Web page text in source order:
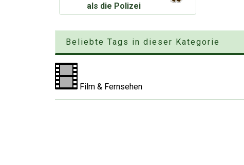
als die Polizei
Beliebte Tags in dieser Kategorie
Film & Fernsehen